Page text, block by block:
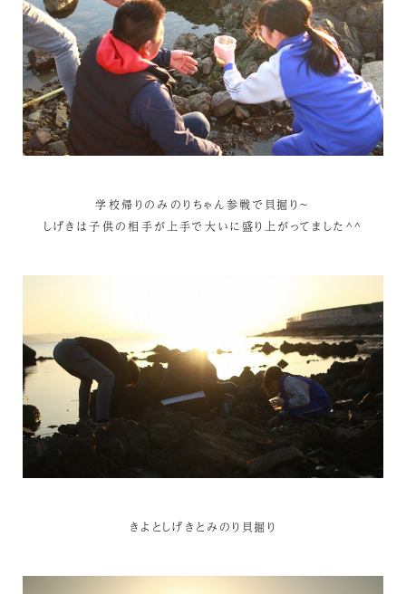
学校帰りのみのりちゃん参戦で貝掘り～
しげきは子供の相手が上手で大いに盛り上がってました^^
きよとしげきとみのり貝掘り